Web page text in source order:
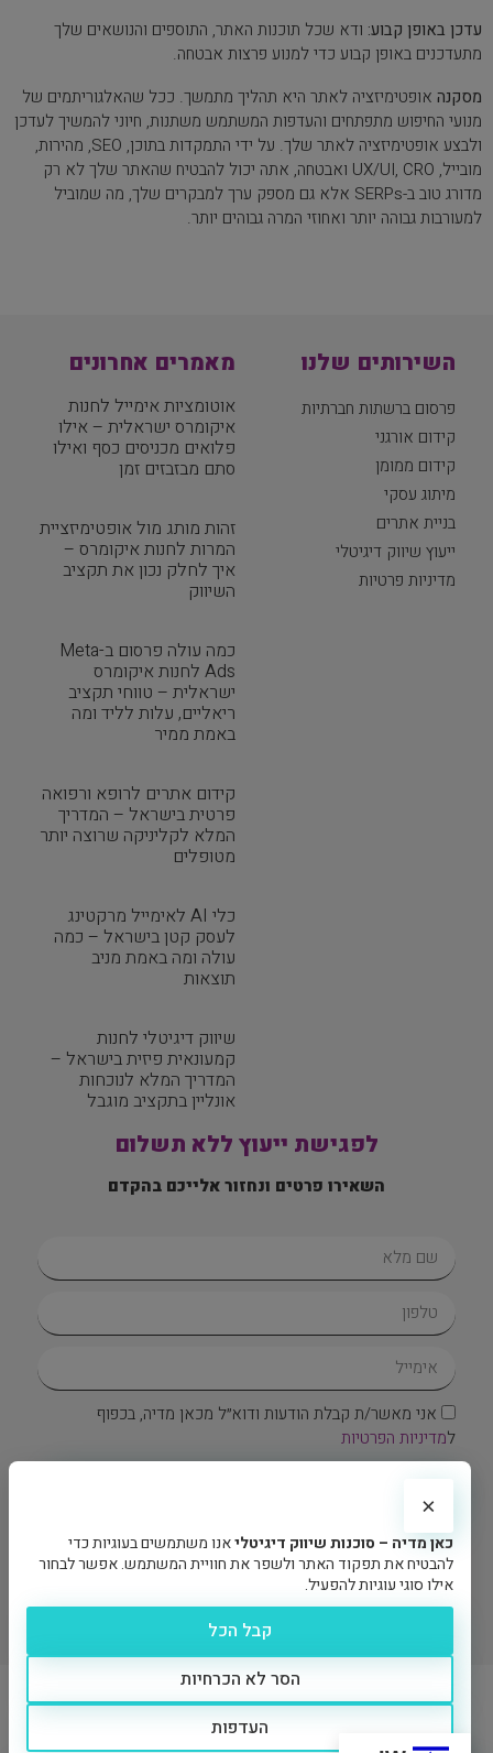
עדכן באופן קבוע: ודא שכל תוכנות האתר, התוספים והנושאים שלך
מתעדכנים באופן קבוע כדי למנוע פרצות אבטחה.
מסקנה אופטימיזציה לאתר היא תהליך מתמשך. ככל שהאלגוריתמים של
מנועי החיפוש מתפתחים והעדפות המשתמש משתנות, חיוני להמשיך לעדכן
ולבצע אופטימיזציה לאתר שלך. על ידי התמקדות בתוכן, SEO, מהירות,
מובייל, UX/UI, CRO ואבטחה, אתה יכול להבטיח שהאתר שלך לא רק
מדורג טוב ב-SERPs אלא גם מספק ערך למבקרים שלך, מה שמוביל
למעורבות גבוהה יותר ואחוזי המרה גבוהים יותר.
השירותים שלנו
פרסום ברשתות חברתיות
קידום אורגני
קידום ממומן
מיתוג עסקי
בניית אתרים
ייעוץ שיווק דיגיטלי
מדיניות פרטיות
מאמרים אחרונים
אוטומציות אימייל לחנות
איקומרס ישראלית – אילו
פלואים מכניסים כסף ואילו
סתם מבזבזים זמן
זהות מותג מול אופטימיזציית
המרות לחנות איקומרס –
איך לחלק נכון את תקציב
השיווק
כמה עולה פרסום ב-Meta
Ads לחנות איקומרס
ישראלית – טווחי תקציב
ריאליים, עלות לליד ומה
באמת ממיר
קידום אתרים לרופא ורפואה
פרטית בישראל – המדריך
המלא לקליניקה שרוצה יותר
מטופלים
כלי AI לאימייל מרקטינג
לעסק קטן בישראל – כמה
עולה ומה באמת מניב
תוצאות
שיווק דיגיטלי לחנות
קמעונאית פיזית בישראל –
המדריך המלא לנוכחות
אונליין בתקציב מוגבל
לפגישת ייעוץ ללא תשלום
השאירו פרטים ונחזור אלייכם בהקדם
אני מאשר/ת קבלת הודעות ודוא״ל מכאן מדיה, בכפוף
למדיניות הפרטיות
צרו איתנו קשר
הפרטיותו-תנאי השירותשל Google.
×
כאן מדיה – סוכנות שיווק דיגיטליאנו משתמשים בעוגיות כדי
להבטיח את תפקוד האתר ולשפר את חוויית המשתמש. אפשר לבחור
אילו סוגי עוגיות להפעיל.
קבל הכל
הסר לא הכרחיות
העדפות